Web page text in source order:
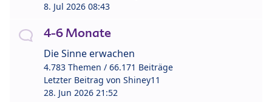
8. Jul 2026 08:43
4-6 Monate
Die Sinne erwachen
4.783 Themen / 66.171 Beiträge
Letzter Beitrag von Shiney11
28. Jun 2026 21:52